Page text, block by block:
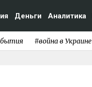
Деньги Аналитика
#война в Украине